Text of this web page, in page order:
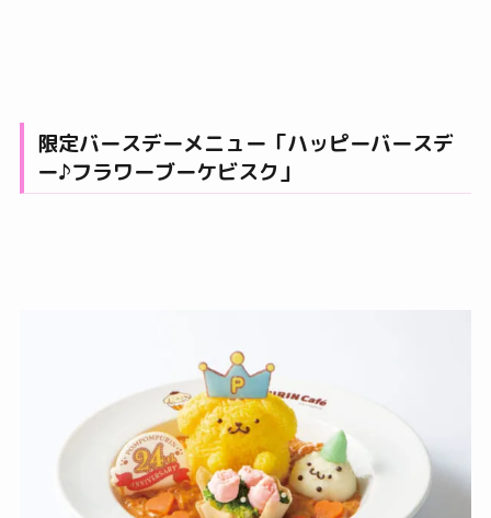
限定バースデーメニュー「ハッピーバースデ
ー♪フラワーブーケビスク」